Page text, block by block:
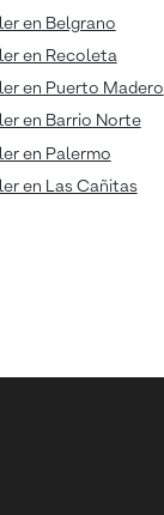
en Belgrano
en Recoleta
en Puerto Madero
en Barrio Norte
en Palermo
en Las Cañitas